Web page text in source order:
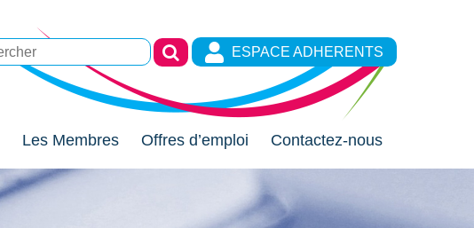
ESPACE ADHERENTS
Les Membres Offres d’emploi Contactez-nous